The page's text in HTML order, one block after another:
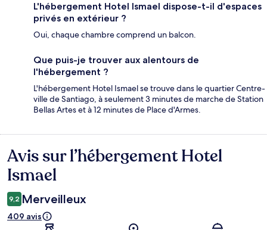
L'hébergement Hotel Ismael dispose-t-il d'espaces
privés en extérieur ?
Oui, chaque chambre comprend un balcon.
Que puis-je trouver aux alentours de
l'hébergement ?
L'hébergement Hotel Ismael se trouve dans le quartier Centre-
ville de Santiago, à seulement 3 minutes de marche de Station
Bellas Artes et à 12 minutes de Place d'Armes.
Avis
Avis sur l’hébergement Hotel
Ismael
9,2 Merveilleux
409 avis